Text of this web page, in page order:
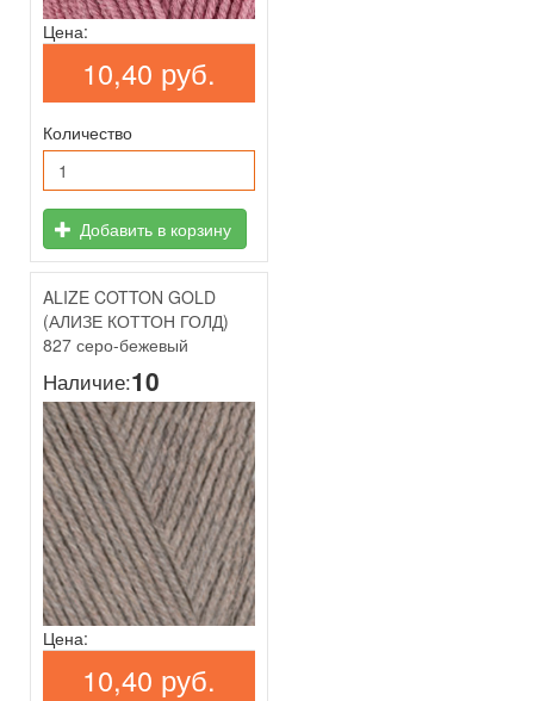
Цена:
10,40 руб.
Количество
Добавить в корзину
ALIZE COTTON GOLD
(АЛИЗЕ КОТТОН ГОЛД)
827 серо-бежевый
Наличие:10
Цена:
10,40 руб.